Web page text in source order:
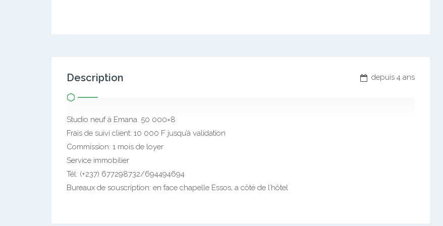
depuis 4 ans
Description
Studio neuf à Emana. 50 000×8
Frais de suivi client: 10 000 F jusqu’à validation
Commission: 1 mois de loyer
Service immobilier
Tél: (+237) 677298732/694494694
Bureaux de souscription: en face chapelle Essos, a côté de l’hôtel